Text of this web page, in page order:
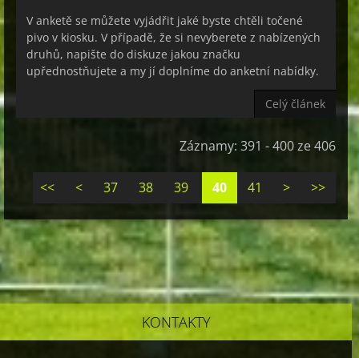
V anketě se můžete vyjádřit jaké byste chtěli točené
pivo v kiosku. V případě, že si nevyberete z nabízených
druhů, napište do diskuze jakou značku
upřednostňujete a my jí doplníme do anketní nabídky.
Celý článek
Záznamy: 391 - 400 ze 406
<< < 37 38 39 40 41 > >>
KONTAKTY